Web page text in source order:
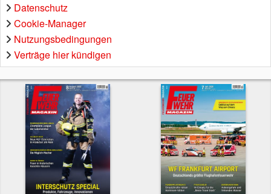
Datenschutz
Cookie-Manager
Nutzungsbedingungen
Verträge hier kündigen